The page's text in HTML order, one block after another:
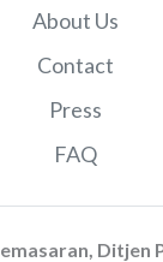
About Us
Contact
Press
FAQ
Ditjen